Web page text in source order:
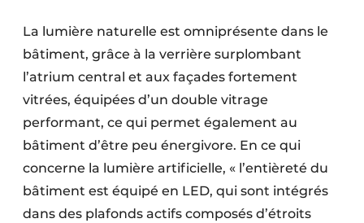
La lumière naturelle est omniprésente dans le
bâtiment, grâce à la verrière surplombant
l’atrium central et aux façades fortement
vitrées, équipées d’un double vitrage
performant, ce qui permet également au
bâtiment d’être peu énergivore. En ce qui
concerne la lumière artificielle, « l’entièreté du
bâtiment est équipé en LED, qui sont intégrés
dans des plafonds actifs composés d’étroits